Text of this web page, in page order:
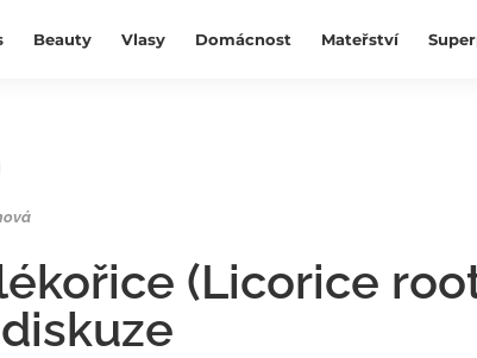
Beauty Vlasy Domácnost Mateřství
(Licorice